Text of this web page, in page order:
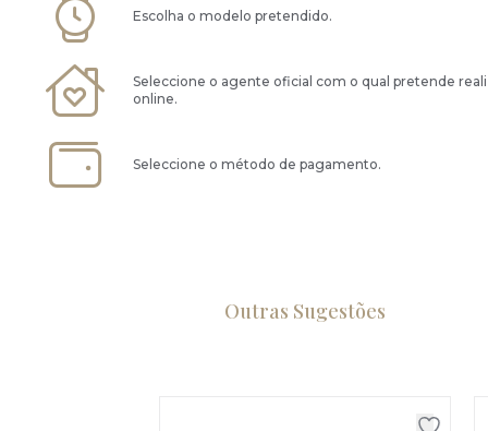
Escolha o modelo pretendido.
Seleccione o agente oficial com o qual pretende
online.
Seleccione o método de pagamento.
Outras Sugestões